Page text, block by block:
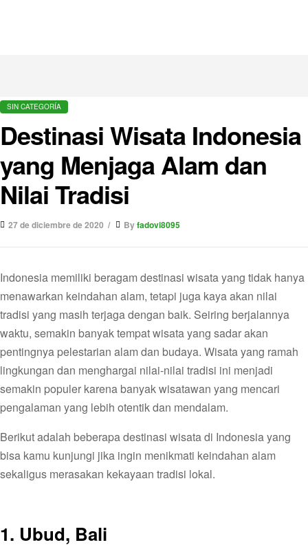
SIN CATEGORÍA
Destinasi Wisata Indonesia
yang Menjaga Alam dan
Nilai Tradisi
27 de diciembre de 2020 Byfadovi8095
Indonesia memiliki beragam destinasi wisata yang tidak hanya
menawarkan keindahan alam, tetapi juga kaya akan nilai
tradisi yang masih terjaga dengan baik. Seiring berjalannya
waktu, semakin banyak tempat wisata yang sadar akan
pentingnya pelestarian alam dan budaya. Wisata yang ramah
lingkungan dan menghargai nilai-nilai tradisi ini menjadi
semakin populer karena banyak wisatawan yang mencari
pengalaman yang lebih otentik dan mendalam.
Berikut adalah beberapa destinasi wisata di Indonesia yang
bisa kamu kunjungi jika ingin menikmati keindahan alam
sekaligus merasakan kekayaan tradisi lokal.
1. Ubud, Bali